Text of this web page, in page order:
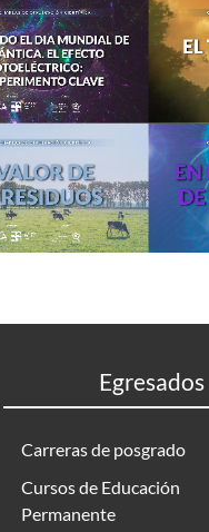
Egresados
Carreras de posgrado
Cursos de Educación
Permanente